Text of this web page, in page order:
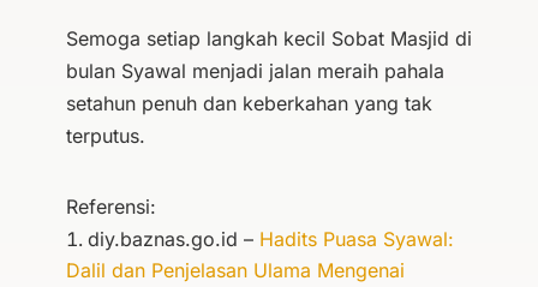
Semoga setiap langkah kecil Sobat Masjid di
bulan Syawal menjadi jalan meraih pahala
setahun penuh dan keberkahan yang tak
terputus.
Referensi:
diy.baznas.go.id – Hadits Puasa Syawal:
Dalil dan Penjelasan Ulama Mengenai